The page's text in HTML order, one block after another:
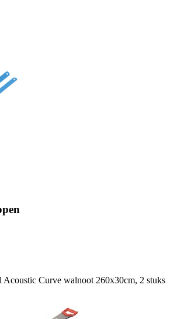
Curve walnoot 260x30cm, 2 stuks